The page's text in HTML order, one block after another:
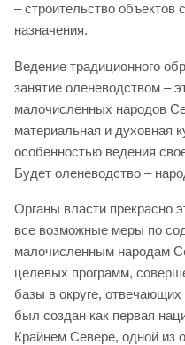
– строительство объектов
назначения.
Ведение традиционного
занятие оленеводством –
малочисленных народов
материальная и духовная
особенностью ведения
Будет оленеводство –
Органы власти прекрасно
все возможные меры по
малочисленным народам
целевых программ,
базы в округе,
был создан как первая
Крайнем Севере, одной из